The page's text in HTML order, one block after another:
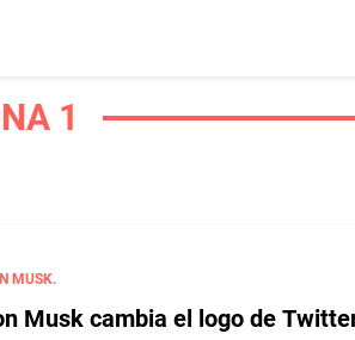
1
MUSK.
Musk cambia el logo de